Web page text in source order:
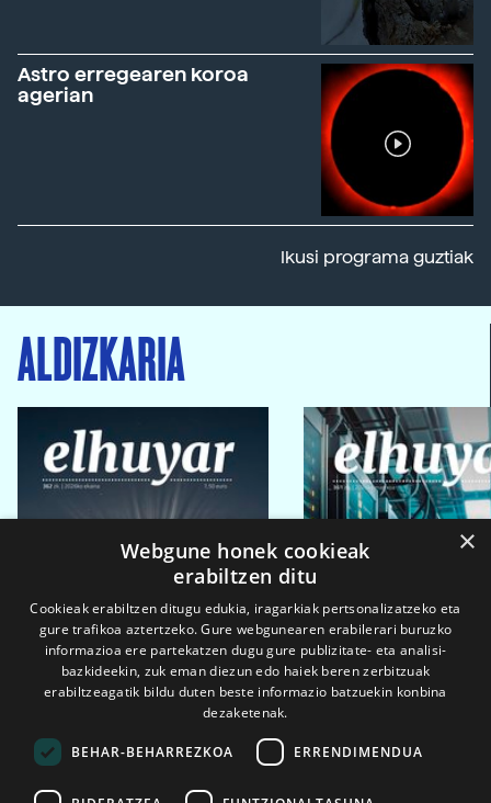
Astro erregearen koroa
agerian
Ikusi programa guztiak
ALDIZKARIA
×
Webgune honek cookieak
erabiltzen ditu
Cookieak erabiltzen ditugu edukia, iragarkiak pertsonalizatzeko eta
gure trafikoa aztertzeko. Gure webgunearen erabilerari buruzko
informazioa ere partekatzen dugu gure publizitate- eta analisi-
bazkideekin, zuk eman diezun edo haiek beren zerbitzuak
erabiltzeagatik bildu duten beste informazio batzuekin konbina
dezaketenak.
BEHAR-BEHARREZKOA ERRENDIMENDUA